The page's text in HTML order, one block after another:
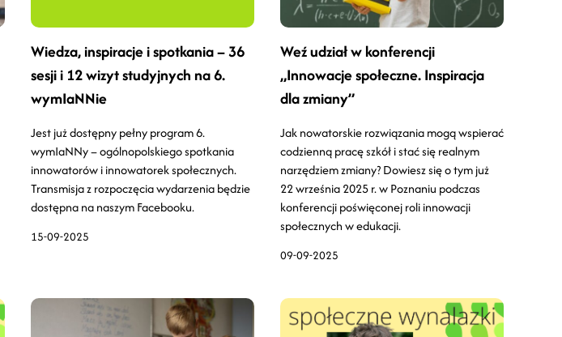
15-09-2025
Wiedza, inspiracje i spotkania – 36
sesji i 12 wizyt studyjnych na 6.
wymIaNNie
Jest już dostępny pełny program 6.
wymIaNNy – ogólnopolskiego spotkania
innowatorów i innowatorek społecznych.
Transmisja z rozpoczęcia wydarzenia będzie
dostępna na naszym Facebooku.
09-09-2025
Weź udział w konferencji
„Innowacje społeczne. Inspiracja
dla zmiany”
Jak nowatorskie rozwiązania mogą wspierać
codzienną pracę szkół i stać się realnym
narzędziem zmiany? Dowiesz się o tym już
22 września 2025 r. w Poznaniu podczas
konferencji poświęconej roli innowacji
społecznych w edukacji.